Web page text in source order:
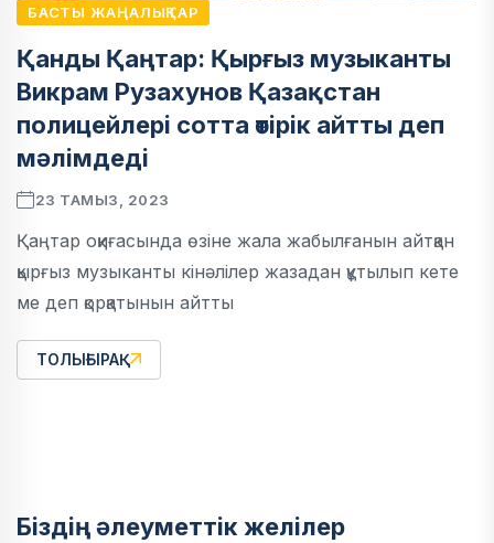
БАСТЫ ЖАҢАЛЫҚТАР
Қанды Қаңтар: Қырғыз музыканты
Викрам Рузахунов Қазақстан
полицейлері сотта өтірік айтты деп
мәлімдеді
23 ТАМЫЗ, 2023
Қаңтар оқиғасында өзіне жала жабылғанын айтқан
қырғыз музыканты кінәлілер жазадан құтылып кете
ме деп қорқатынын айтты
ТОЛЫҒЫРАҚ
Біздің әлеуметтік желілер